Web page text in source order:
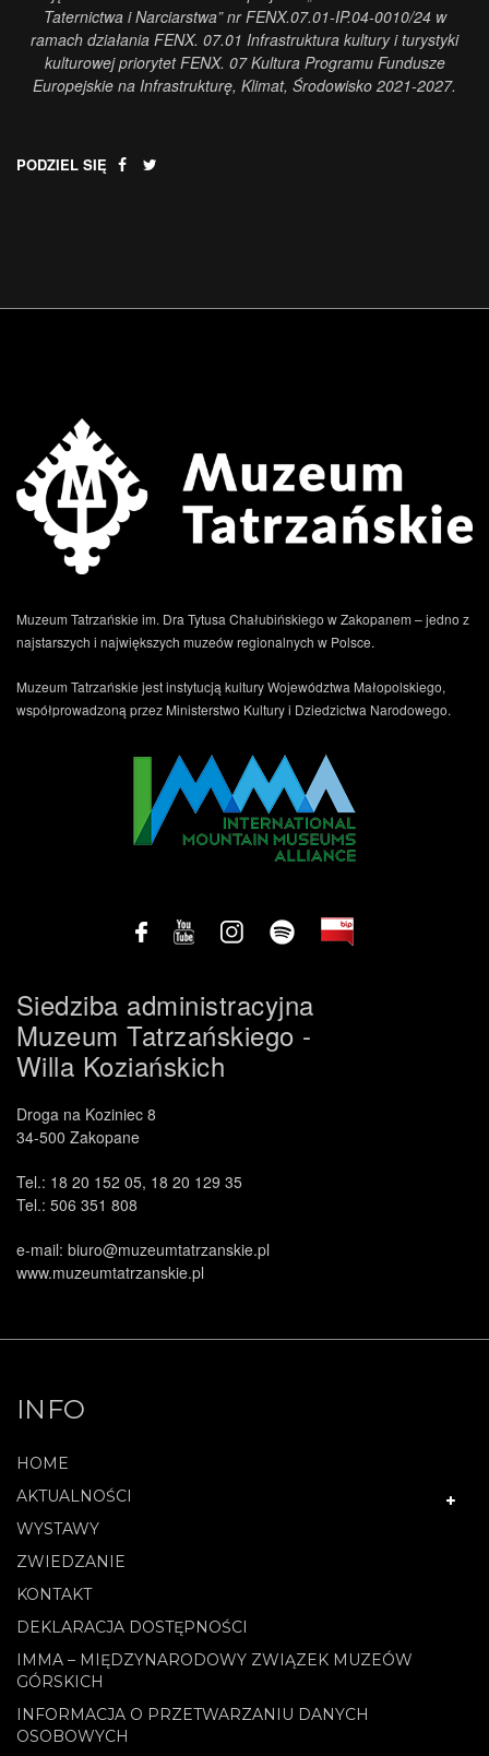
Taternictwa i Narciarstwa” nr FENX.07.01-IP.04-0010/24 w
ramach działania FENX. 07.01 Infrastruktura kultury i turystyki
kulturowej priorytet FENX. 07 Kultura Programu Fundusze
Europejskie na Infrastrukturę, Klimat, Środowisko 2021-2027.
PODZIEL SIĘ
Muzeum Tatrzańskie im. Dra Tytusa Chałubińskiego w Zakopanem – jedno z
najstarszych i największych muzeów regionalnych w Polsce.
Muzeum Tatrzańskie jest instytucją kultury Województwa Małopolskiego,
współprowadzoną przez Ministerstwo Kultury i Dziedzictwa Narodowego.
Siedziba administracyjna
Muzeum Tatrzańskiego -
Willa Koziańskich
Droga na Koziniec 8
34-500 Zakopane
Tel.: 18 20 152 05, 18 20 129 35
Tel.: 506 351 808
e-mail: biuro@muzeumtatrzanskie.pl
www.muzeumtatrzanskie.pl
INFO
HOME
AKTUALNOŚCI
WYSTAWY
ZWIEDZANIE
KONTAKT
DEKLARACJA DOSTĘPNOŚCI
IMMA – MIĘDZYNARODOWY ZWIĄZEK MUZEÓW
GÓRSKICH
INFORMACJA O PRZETWARZANIU DANYCH
OSOBOWYCH